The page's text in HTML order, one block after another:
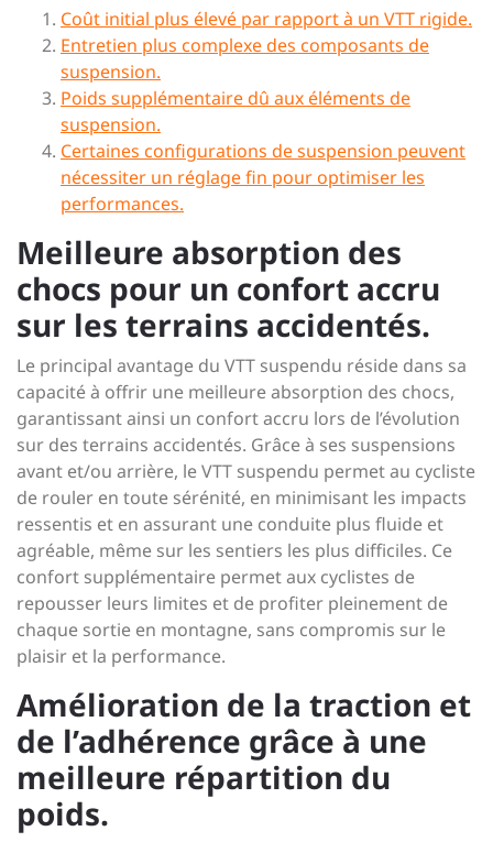
Coût initial plus élevé par rapport à un VTT rigide.
Entretien plus complexe des composants de
suspension.
Poids supplémentaire dû aux éléments de
suspension.
Certaines configurations de suspension peuvent
nécessiter un réglage fin pour optimiser les
performances.
Meilleure absorption des
chocs pour un confort accru
sur les terrains accidentés.
Le principal avantage du VTT suspendu réside dans sa
capacité à offrir une meilleure absorption des chocs,
garantissant ainsi un confort accru lors de l’évolution
sur des terrains accidentés. Grâce à ses suspensions
avant et/ou arrière, le VTT suspendu permet au cycliste
de rouler en toute sérénité, en minimisant les impacts
ressentis et en assurant une conduite plus fluide et
agréable, même sur les sentiers les plus difficiles. Ce
confort supplémentaire permet aux cyclistes de
repousser leurs limites et de profiter pleinement de
chaque sortie en montagne, sans compromis sur le
plaisir et la performance.
Amélioration de la traction et
de l’adhérence grâce à une
meilleure répartition du
poids.